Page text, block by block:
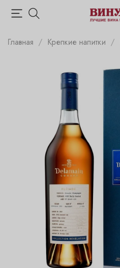
Главная Крепкие напитки